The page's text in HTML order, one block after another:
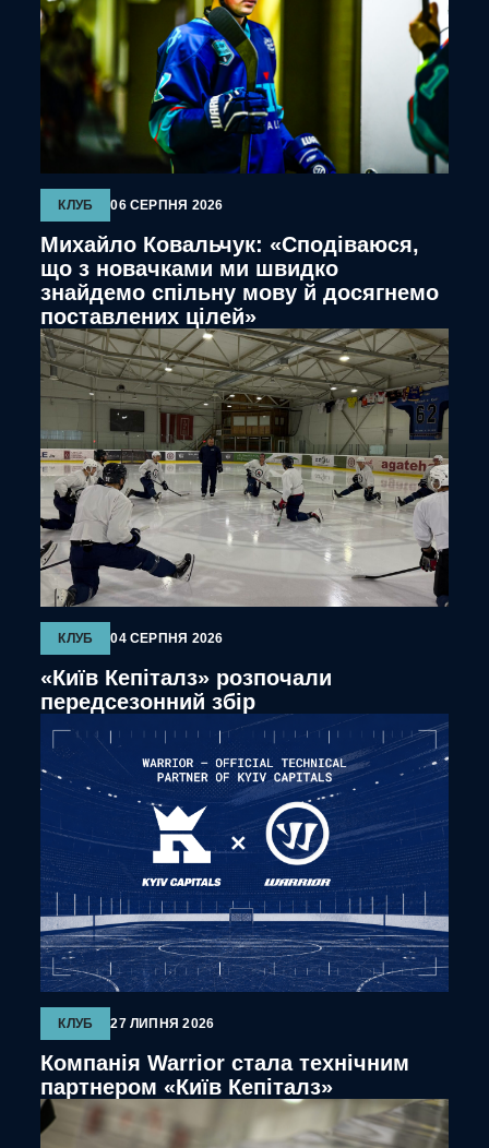
КЛУБ 06 СЕРПНЯ 2026
Михайло Ковальчук: «Сподіваюся,
що з новачками ми швидко
знайдемо спільну мову й досягнемо
поставлених цілей»
КЛУБ 04 СЕРПНЯ 2026
«Київ Кепіталз» розпочали
передсезонний збір
КЛУБ 27 ЛИПНЯ 2026
Компанія Warrior стала технічним
партнером «Київ Кепіталз»